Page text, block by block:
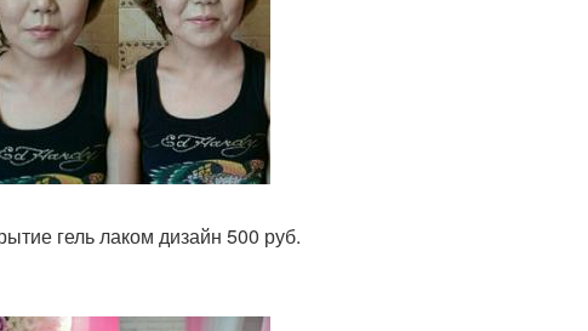
гель лаком дизайн 500 руб.